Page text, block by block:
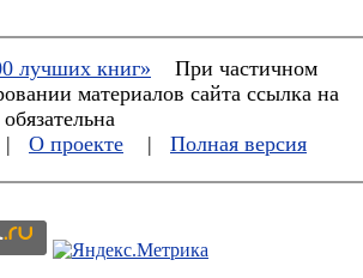
лучших книг»
При частичном
материалов сайта ссылка на
обязательна
| О проекте | Полная версия